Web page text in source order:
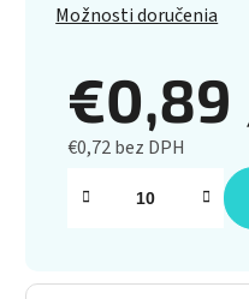
Možnosti doručenia
€0,89
€0,72 bez DPH
Jednotková cena: